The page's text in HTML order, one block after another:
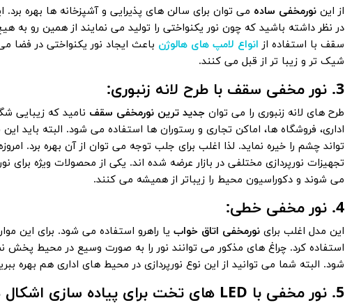
از ایننورمخفی ساده می توان برای سالن های پذیرایی و آشپزخانه ها بهره
در نظر داشته باشید که چون نور یکنواختی را تولید می نمایند از همین رو
سقف با استفاده از انواع لامپ های هالوژن باعث ایجاد نور یکنواختی در فضا
شیک تر و زیبا تر از قبل می کنند.
3. نور مخفی سقف با طرح لانه زنبوری:
طرح های لانه زنبوری را می توان جدید ترین نورمخفی سقف نامید که زیبایی
اداری، فروشگاه ها، اماکن تجاری و رستوران ها استفاده می شود. البته باید
تواند چشم را خیره نماید. لذا اغلب برای جلب توجه می توان از آن بهره برد.
تجهیزات نورپردازی مختلفی در بازار عرضه شده اند. یکی از محصولات ویژه برای
می شوند و دکوراسیون محیط را زیباتر از همیشه می کنند.
4. نور مخفی خطی:
این مدل اغلب براینورمخفی اتاق خواب یا راهرو استفاده می شود. برای این
استفاده کرد. چراغ های مذکور می توانند نور را به صورت وسیع در محیط پخش
شود. البته شما می توانید از این نوع نورپردازی در محیط های اداری هم بهره
5. نور مخفی با LED های تخت برای پیاده سازی